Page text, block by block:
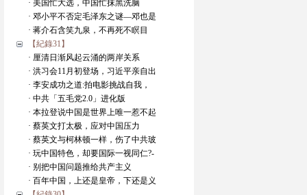
· 美国忙大选，中国忙抹黑洗脑
· 邓小平不否定毛泽东之谜—邓也是
· 蒋介石含笑九泉，不再死不瞑目
【紀錄31】
· 厘清日渐风起云涌的两岸关系
· 洪习会11月初登场，习近平亲自出
· 李安成功之道:拍电影挑战自我，
· 中共「五毛党2.0」进化版
· 本拉登说中国是世界上唯一惹不起
· 蔡英文打太极，应对中国压力
· 蔡英文与柯林顿一样，伤了中共玻
· 玩中国特色，却要国际一视同仁?-
· 别把中国问题推给共产主义
· 百年中国，上还是皇帝，下还是义